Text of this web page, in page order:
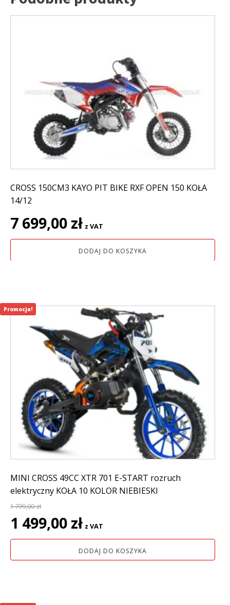
CROSS 150CM3 KAYO PIT BIKE RXF OPEN 150 KOŁA
14/12
7 699,00 zł z VAT
DODAJ DO KOSZYKA
MINI CROSS 49CC XTR 701 E-START rozruch
elektryczny KOŁA 10 KOLOR NIEBIESKI
1 799,00zł
Pierwotna
cena
wynosiła:
1 499,00 zł cena
wynosi:
1
z VAT
DODAJ DO KOSZYKA
Promocja!